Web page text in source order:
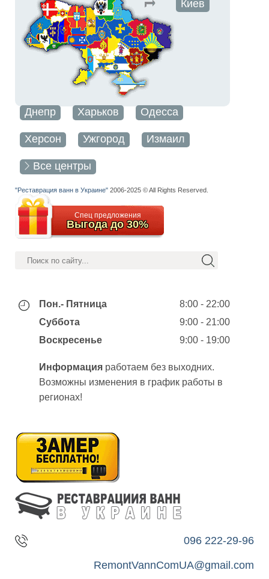
Киев
Днепр Харьков Одесса
Херсон Ужгород Измаил
Все центры
"Реставрация ванн в Украине" 2006-2025 © All Rights Reserved.
Спец предложения
Выгода до 30%
Пон.- Пятница
8:00 - 22:00
Суббота
9:00 - 21:00
Воскресенье
9:00 - 19:00
Информация работаем без выходних.
Возможны изменения в график работы в
регионах!
096 222-29-96
RemontVannComUA@gmail.com